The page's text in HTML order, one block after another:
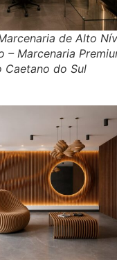
de Alto
– Marcenaria
Caetano do Sul